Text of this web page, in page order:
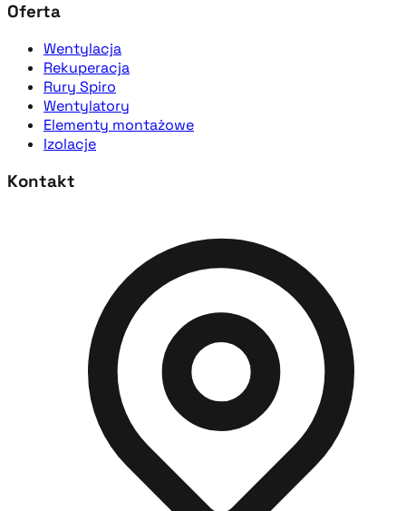
Oferta
Wentylacja
Rekuperacja
Rury Spiro
Wentylatory
Elementy montażowe
Izolacje
Kontakt